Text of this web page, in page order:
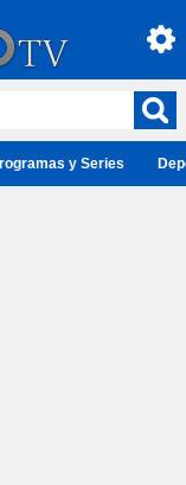
y Series